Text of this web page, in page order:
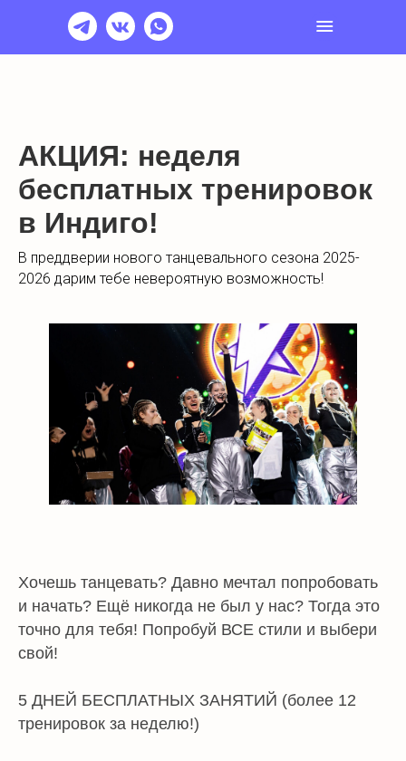
АКЦИЯ: неделя
бесплатных тренировок
в Индиго!
В преддверии нового танцевального сезона 2025-
2026 дарим тебе невероятную возможность!
Хочешь танцевать? Давно мечтал попробовать
и начать? Ещё никогда не был у нас? Тогда это
точно для тебя! Попробуй ВСЕ стили и выбери
свой!
5 ДНЕЙ БЕСПЛАТНЫХ ЗАНЯТИЙ (более 12
тренировок за неделю!)